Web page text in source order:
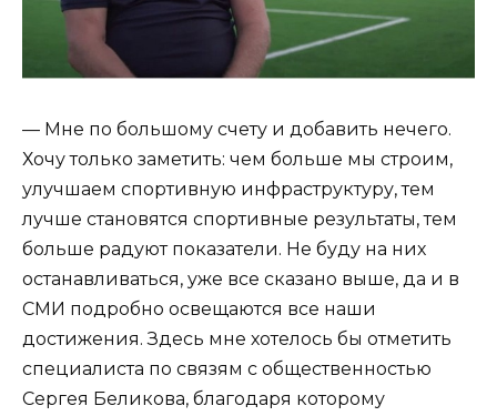
— Мне по большому счету и добавить нечего.
Хочу только заметить: чем больше мы строим,
улучшаем спортивную инфраструктуру, тем
лучше становятся спортивные результаты, тем
больше радуют показатели. Не буду на них
останавливаться, уже все сказано выше, да и в
СМИ подробно освещаются все наши
достижения. Здесь мне хотелось бы отметить
специалиста по связям с общественностью
Сергея Беликова, благодаря которому